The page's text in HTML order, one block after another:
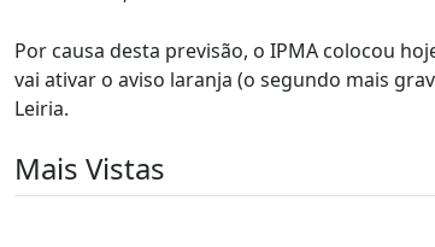
Por causa desta previsão, o IPMA colocou
vai ativar o aviso laranja (o segundo mais
Leiria.
Mais Vistas